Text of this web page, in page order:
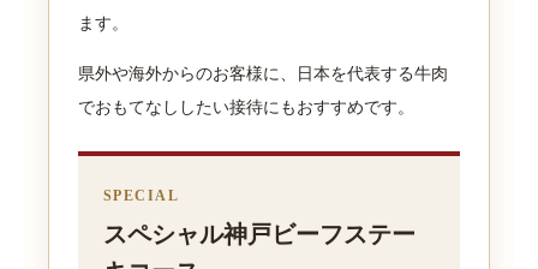
ます。
県外や海外からのお客様に、日本を代表する牛肉
でおもてなししたい接待にもおすすめです。
SPECIAL
スペシャル神戸ビーフステー